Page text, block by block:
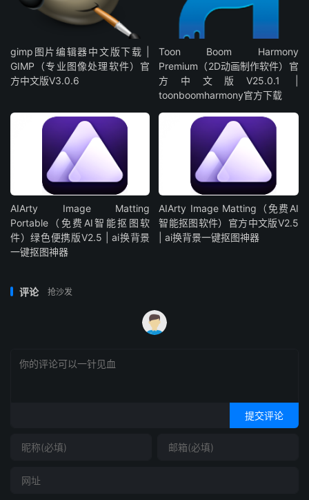
gimp图片编辑器中文版下载 |
GIMP（专业图像处理软件）官
方中文版V3.0.6
Toon Boom Harmony
Premium（2D动画制作软件）官
方中文版V25.0.1 |
toonboomharmony官方下载
AIArty Image Matting
Portable（免费AI智能抠图软
件）绿色便携版V2.5 | ai换背景
一键抠图神器
AIArty Image Matting（免费AI
智能抠图软件）官方中文版V2.5
| ai换背景一键抠图神器
评论 抢沙发
提交评论